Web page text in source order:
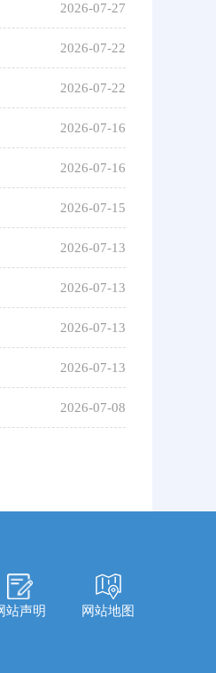
2026-07-27
2026-07-22
2026-07-22
2026-07-16
2026-07-16
2026-07-15
2026-07-13
2026-07-13
2026-07-13
2026-07-13
2026-07-08
站声明 网站地图